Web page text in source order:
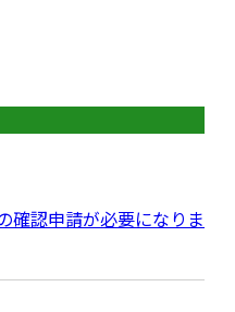
確認申請が必要になりま